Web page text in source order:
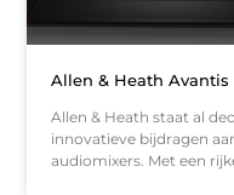
Allen & Heath Avantis
Allen & Heath staat al
innovatieve bijdragen
audiomixers. Met een